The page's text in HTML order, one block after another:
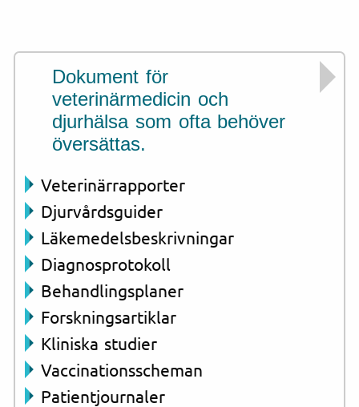
Dokument för
veterinärmedicin och
djurhälsa som ofta behöver
översättas.
Veterinärrapporter
Djurvårdsguider
Läkemedelsbeskrivningar
Diagnosprotokoll
Behandlingsplaner
Forskningsartiklar
Kliniska studier
Vaccinationsscheman
Patientjournaler